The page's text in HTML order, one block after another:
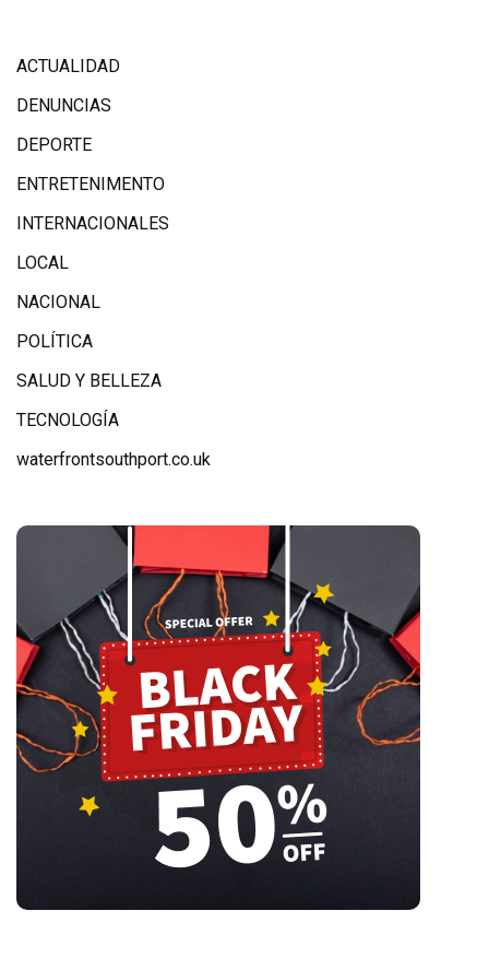
ACTUALIDAD
DENUNCIAS
DEPORTE
ENTRETENIMENTO
INTERNACIONALES
LOCAL
NACIONAL
POLÍTICA
SALUD Y BELLEZA
TECNOLOGÍA
waterfrontsouthport.co.uk